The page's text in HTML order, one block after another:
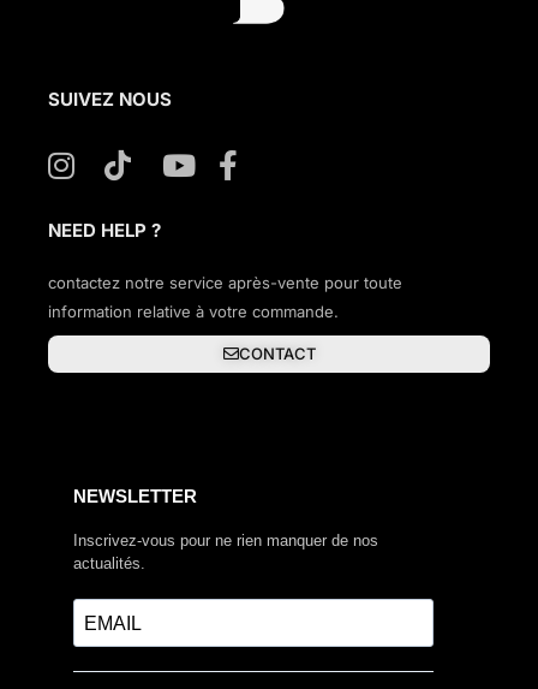
SUIVEZ NOUS
NEED HELP ?
contactez notre service après-vente pour toute
information relative à votre commande.
CONTACT
NEWSLETTER
Inscrivez-vous pour ne rien manquer de nos
actualités.